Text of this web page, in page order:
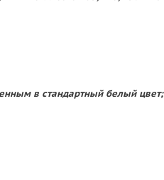
в стандартный белый цвет;